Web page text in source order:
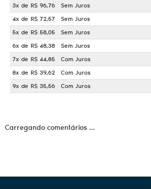
3x de R$ 96,76 Sem Juros
4x de R$ 72,57 Sem Juros
5x de R$ 58,05 Sem Juros
6x de R$ 48,38 Sem Juros
7x de R$ 44,85 Com Juros
8x de R$ 39,62 Com Juros
9x de R$ 35,56 Com Juros
Carregando comentários ...